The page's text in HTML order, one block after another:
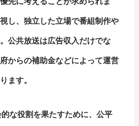
し、独立した立場で番組制作や
公共放送は広告収入だけでな
からの補助金などによって運営
ます。
な役割を果たすために、公平